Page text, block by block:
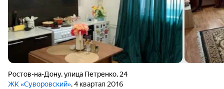
Ростов-на-Дону,улица Петренко, 24
ЖК «Суворовский», 4 квартал 2016